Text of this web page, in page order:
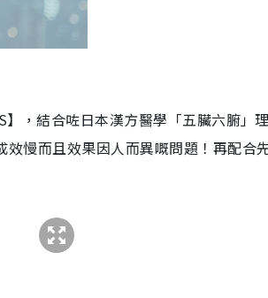
，結合咗日本漢方醫學「五臟六腑」
慢而且效果因人而異嘅問題！再配合